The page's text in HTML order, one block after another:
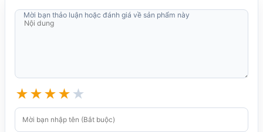
★★★★ ★
Mời bạn thảo luận hoặc đánh giá về sản phẩm này